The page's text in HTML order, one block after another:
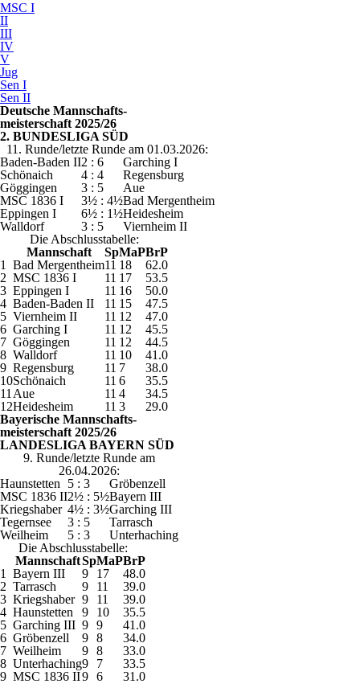
MSC I
II
III
IV
V
Jug
Sen I
Sen II
Deutsche Mannschafts-
meisterschaft 2025/26
2. BUNDESLIGA SÜD
11. Runde/letzte Runde am 01.03.2026:
Baden-Baden II2 : 6
Garching I
Schönaich
4 : 4
Regensburg
Göggingen
3 : 5
Aue
MSC 1836 I
3½ : 4½Bad Mergentheim
Eppingen I
6½ : 1½Heidesheim
Walldorf
3 : 5
Viernheim II
Die Abschlusstabelle:
Mannschaft
SpMaPBrP
1
Bad Mergentheim11 18
62.0
2 MSC 1836 I 11 17
53.5
3 Eppingen I 11 16
50.0
4 Baden-Baden II 11 15
47.5
5 Viernheim II 11 12
47.0
6 Garching I 11 12
45.5
7 Göggingen 11 12
44.5
8 Walldorf 11 10
41.0
9 Regensburg 11 7
38.0
10Schönaich 11 6
35.5
11 Aue 11 4
34.5
12Heidesheim 11 3
29.0
Bayerische Mannschafts-
meisterschaft 2025/26
LANDESLIGA BAYERN SÜD
9. Runde/letzte Runde am
26.04.2026:
Haunstetten
5 : 3
Gröbenzell
MSC 1836 II2½ : 5½Bayern III
Kriegshaber 4½ : 3½Garching III
Tegernsee
3 : 5
Tarrasch
Weilheim
5 : 3
Unterhaching
Die Abschlusstabelle:
MannschaftSpMaPBrP
1
Bayern III 9 17
48.0
2 Tarrasch 9 11
39.0
3 Kriegshaber 9 11
39.0
4 Haunstetten 9 10
35.5
5 Garching III 9 9
41.0
6 Gröbenzell 9 8
34.0
7 Weilheim 9 8
33.0
8 Unterhaching9 7
33.5
9 MSC 1836 II9 6
31.0